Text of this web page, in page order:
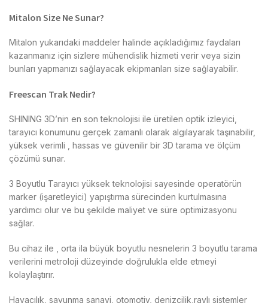
Mitalon Size Ne Sunar?
Mitalon yukarıdaki maddeler halinde açıkladığımız faydaları
kazanmanız için sizlere mühendislik hizmeti verir veya sizin
bunları yapmanızı sağlayacak ekipmanları size sağlayabilir.
Freescan Trak Nedir?
SHINING 3D’nin en son teknolojisi ile üretilen optik izleyici,
tarayıcı konumunu gerçek zamanlı olarak algılayarak taşınabilir,
yüksek verimli , hassas ve güvenilir bir 3D tarama ve ölçüm
çözümü sunar.
3 Boyutlu Tarayıcı yüksek teknolojisi sayesinde operatörün
marker (işaretleyici) yapıştırma sürecinden kurtulmasına
yardımcı olur ve bu şekilde maliyet ve süre optimizasyonu
sağlar.
Bu cihaz ile , orta ila büyük boyutlu nesnelerin 3 boyutlu tarama
verilerini metroloji düzeyinde doğrulukla elde etmeyi
kolaylaştırır.
Havacılık, savunma sanayi, otomotiv, denizcilik,raylı sistemler